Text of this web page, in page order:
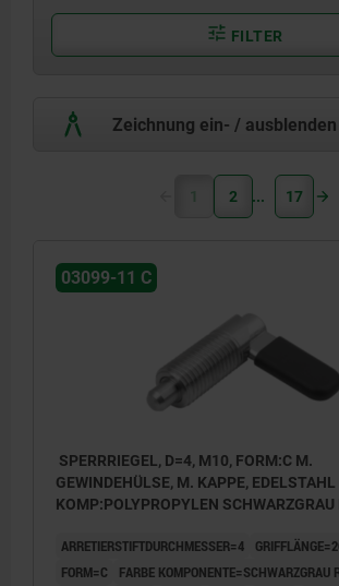
FILTER
Zeichnung ein- / ausblenden
1 2 17
03099-11 C
SPERRRIEGEL, D=4, M10, FORM:C M.
GEWINDEHÜLSE, M. KAPPE,
KOMP:POLYPROPYLEN SCHWARZGRAU
ARRETIERSTIFTDURCHMESSER=4
FORM=C
FARBE KOMPONENTE=SCHWARZGRAU